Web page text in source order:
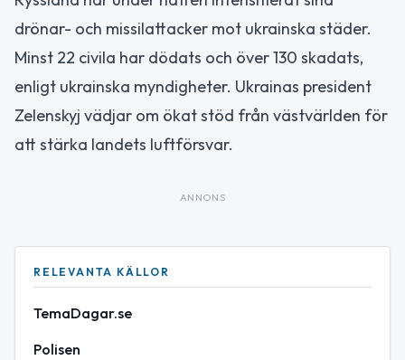
drönar- och missilattacker mot ukrainska städer.
Minst 22 civila har dödats och över 130 skadats,
enligt ukrainska myndigheter. Ukrainas president
Zelenskyj vädjar om ökat stöd från västvärlden för
att stärka landets luftförsvar.
ANNONS
RELEVANTA KÄLLOR
TemaDagar.se
Polisen